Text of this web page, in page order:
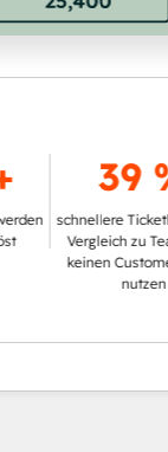
39 %
schnellere
Vergleich zu Teams,
keinen Customer